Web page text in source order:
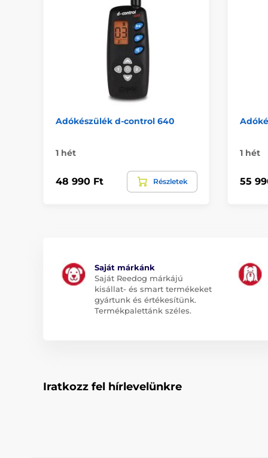
Adókészülék d-control 640
1 hét
48 990 Ft Részletek
1 hét
55
Saját márkánk
Saját Reedog márkájú
kisállat- és smart termékeket
gyártunk és értékesítünk.
Termékpalettánk széles.
Iratkozz fel hírlevelünkre